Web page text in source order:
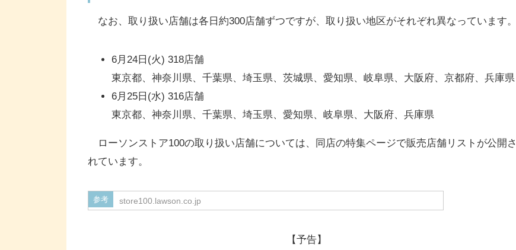
なお、取り扱い店舗は各日約300店舗ずつですが、取り扱い地区がそれぞれ異なっています。
6月24日(火) 318店舗
東京都、神奈川県、千葉県、埼玉県、茨城県、愛知県、岐阜県、大阪府、京都府、兵庫県
6月25日(水) 316店舗
東京都、神奈川県、千葉県、埼玉県、愛知県、岐阜県、大阪府、兵庫県
ローソンストア100の取り扱い店舗については、同店の特集ページで販売店舗リストが公開さ
れています。
参考 store100.lawson.co.jp
【予告】